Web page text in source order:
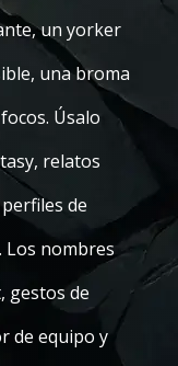
un yorker
una broma
Úsalo
relatos
de
Los nombres
gestos de
de equipo y